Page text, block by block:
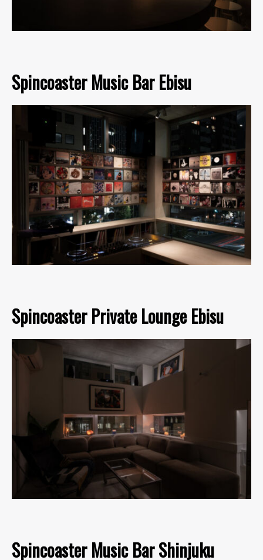
Spincoaster Music Bar Ebisu
Spincoaster Private Lounge Ebisu
Spincoaster Music Bar Shinjuku